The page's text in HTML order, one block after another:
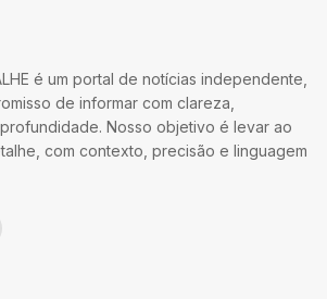
é um portal de notícias independente,
de informar com clareza,
Nosso objetivo é levar ao
com contexto, precisão e linguagem